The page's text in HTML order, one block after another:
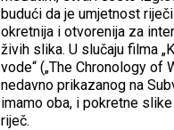
budući da je umjetnost
okretnija i otvorenija za
živih slika. U slučaju filma
vode“ („The Chronology of
nedavno prikazanog na
imamo oba, i pokretne
riječ.